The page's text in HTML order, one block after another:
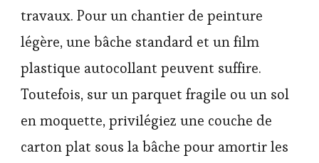
travaux. Pour un chantier de peinture
légère, une bâche standard et un film
plastique autocollant peuvent suffire.
Toutefois, sur un parquet fragile ou un sol
en moquette, privilégiez une couche de
carton plat sous la bâche pour amortir les